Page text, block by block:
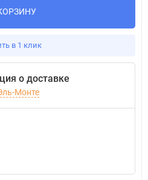
в 1 клик
о доставке
Монте